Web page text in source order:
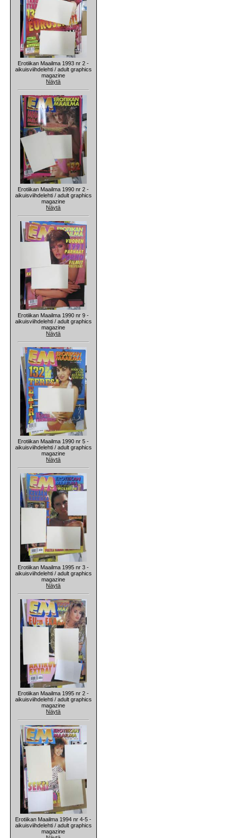
Erotiikan Maailma 1993 nr 2 -
aikuisviihdelehti / adult graphics
magazine
Näytä
Erotiikan Maailma 1990 nr 2 -
aikuisviihdelehti / adult graphics
magazine
Näytä
Erotiikan Maailma 1990 nr 9 -
aikuisviihdelehti / adult graphics
magazine
Näytä
Erotiikan Maailma 1990 nr 5 -
aikuisviihdelehti / adult graphics
magazine
Näytä
Erotiikan Maailma 1995 nr 3 -
aikuisviihdelehti / adult graphics
magazine
Näytä
Erotiikan Maailma 1995 nr 2 -
aikuisviihdelehti / adult graphics
magazine
Näytä
Erotiikan Maailma 1994 nr 4-5 -
aikuisviihdelehti / adult graphics
magazine